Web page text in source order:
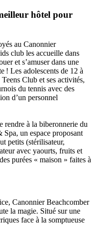
hôtel pour
au Canonnier
club les accueille dans
et s’amuser dans une
! Les adolescents de 12 à
Club et ses activités,
du tennis avec des
d’un personnel
rendre à la biberonnerie du
un espace proposant
petits (stérilisateur,
avec yaourts, fruits et
purées « maison » faites à
Canonnier Beachcomber
la magie. Situé sur une
face à la somptueuse